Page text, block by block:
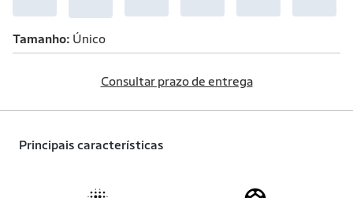
Tamanho Único
Consultar prazo de entrega
Principais características